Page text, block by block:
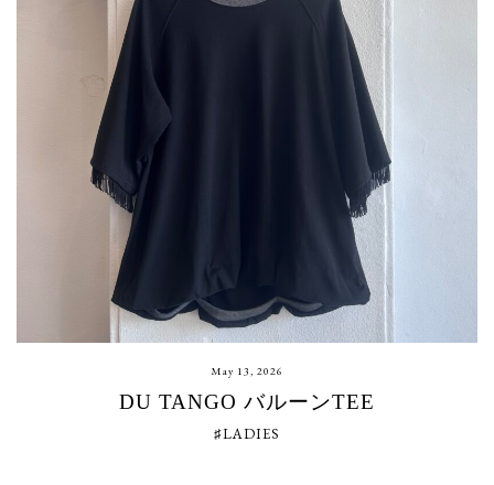
May 13, 2026
DU TANGO バルーンTEE
♯LADIES